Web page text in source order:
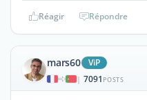
Réagir Répondre
mars60 ViP
| 7091 POSTS